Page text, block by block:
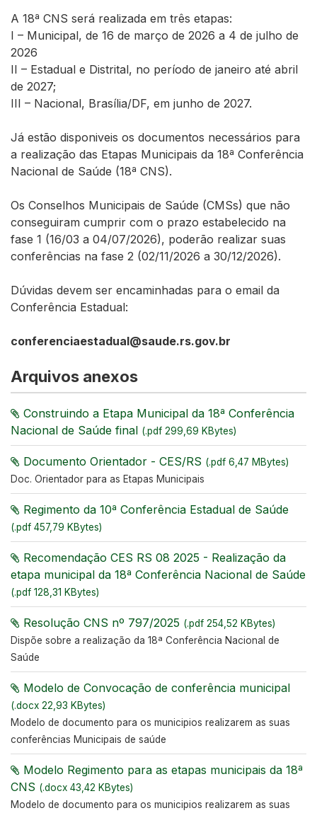
A 18ª CNS será realizada em três etapas:
I – Municipal, de 16 de março de 2026 a 4 de julho de
2026
II – Estadual e Distrital, no período de janeiro até abril
de 2027;
III – Nacional, Brasília/DF, em junho de 2027.
Já estão disponiveis os documentos necessários para
a realização das Etapas Municipais da 18ª Conferência
Nacional de Saúde (18ª CNS).
Os Conselhos Municipais de Saúde (CMSs) que não
conseguiram cumprir com o prazo estabelecido na
fase 1 (16/03 a 04/07/2026), poderão realizar suas
conferências na fase 2 (02/11/2026 a 30/12/2026).
Dúvidas devem ser encaminhadas para o email da
Conferência Estadual:
conferenciaestadual@saude.rs.gov.br
Arquivos anexos
Construindo a Etapa Municipal da 18ª Conferência
Nacional de Saúde final (.pdf 299,69 KBytes)
Documento Orientador - CES/RS (.pdf 6,47 MBytes)
Doc. Orientador para as Etapas Municipais
Regimento da 10ª Conferência Estadual de Saúde
(.pdf 457,79 KBytes)
Recomendação CES RS 08 2025 - Realização da
etapa municipal da 18ª Conferência Nacional de Saúde
(.pdf 128,31 KBytes)
Resolução CNS nº 797/2025 (.pdf 254,52 KBytes)
Dispõe sobre a realização da 18ª Conferência Nacional de
Saúde
Modelo de Convocação de conferência municipal
(.docx 22,93 KBytes)
Modelo de documento para os municipios realizarem as suas
conferências Municipais de saúde
Modelo Regimento para as etapas municipais da 18ª
CNS (.docx 43,42 KBytes)
Modelo de documento para os municipios realizarem as suas